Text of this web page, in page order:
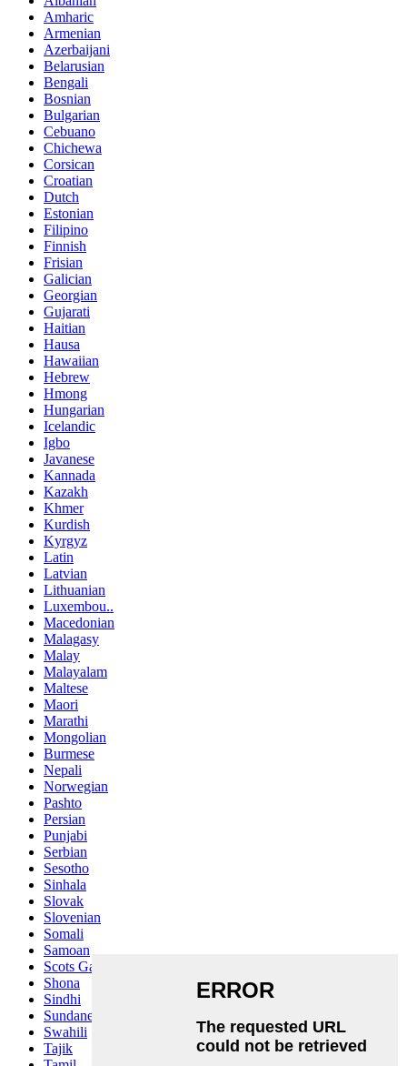
Amharic
Armenian
Azerbaijani
Belarusian
Bengali
Bosnian
Bulgarian
Cebuano
Chichewa
Corsican
Croatian
Dutch
Estonian
Filipino
Finnish
Frisian
Galician
Georgian
Gujarati
Haitian
Hausa
Hawaiian
Hebrew
Hmong
Hungarian
Icelandic
Igbo
Javanese
Kannada
Kazakh
Khmer
Kurdish
Kyrgyz
Latin
Latvian
Lithuanian
Luxembou..
Macedonian
Malagasy
Malay
Malayalam
Maltese
Maori
Marathi
Mongolian
Burmese
Nepali
Norwegian
Pashto
Persian
Punjabi
Serbian
Sesotho
Sinhala
Slovak
Slovenian
Somali
Samoan
Scots Gaelic
Shona
Sindhi
Sundanese
Swahili
Tajik